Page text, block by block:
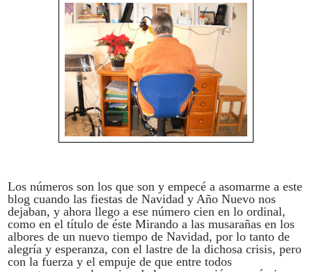
Los números son los que son y empecé a asomarme a este
blog cuando las fiestas de Navidad y Año Nuevo nos
dejaban, y ahora llego a ese número cien en lo ordinal,
como en el título de éste Mirando a las musarañas en los
albores de un nuevo tiempo de Navidad, por lo tanto de
alegría y esperanza, con el lastre de la dichosa crisis, pero
con la fuerza y el empuje de que entre todos